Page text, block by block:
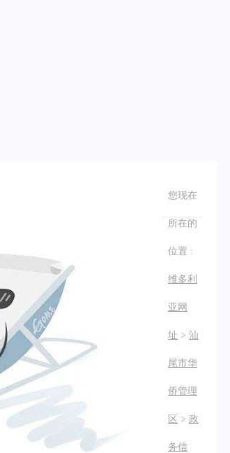
您现在
所在的
位置 :
维多利
亚网
址 > 汕
尾市华
侨管理
区 > 政
务信